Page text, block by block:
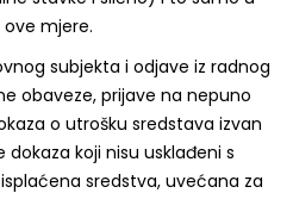
mjere.
subjekta i odjave iz radnog
obaveze, prijave na nepuno
o utrošku sredstava izvan
koji nisu usklađeni s
sredstva, uvećana za